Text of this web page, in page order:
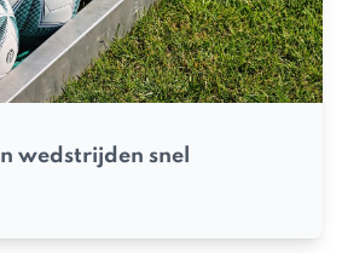
wedstrijden snel